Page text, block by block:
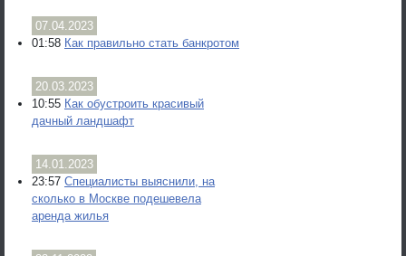
07.04.2023
01:58 Как правильно стать банкротом
20.03.2023
10:55 Как обустроить красивый
дачный ландшафт
14.01.2023
23:57 Специалисты выяснили, на
сколько в Москве подешевела
аренда жилья